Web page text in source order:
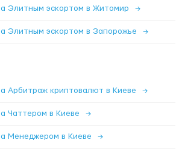
Элитным эскортом в Житомир →
Элитным эскортом в Запорожье →
Арбитраж криптовалют в Киеве →
Чаттером в Киеве →
Менеджером в Киеве →